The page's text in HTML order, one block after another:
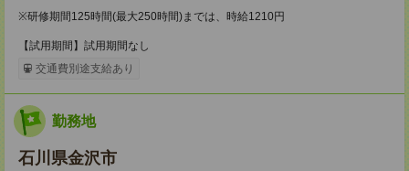
※研修期間125時間(最大250時間)までは、時給1210円
【試用期間】試用期間なし
交通費別途支給あり
勤務地
石川県金沢市